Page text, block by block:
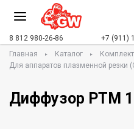
8 812 980-26-86 +7 (911)
Главная
Каталог
Для аппаратов плазменной резки
Диффузор РТМ